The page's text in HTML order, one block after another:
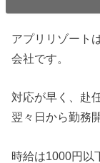
アプリリゾート
会社です。
対応が早く、赴
翌々日から勤務
時給は1000円以